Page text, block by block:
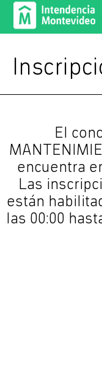
El
encuentra
Las
están
las 00:00